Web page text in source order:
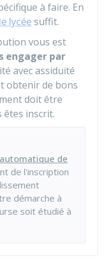
à faire. En
lycéesuffit.
vous est
engager par
avec assiduité
obtenir de bons
doit être
êtes inscrit.
de
de l'inscription
démarche à
soit étudié à